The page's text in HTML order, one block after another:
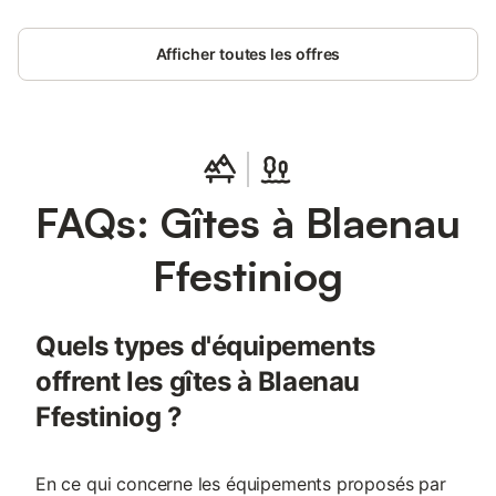
Afficher toutes les offres
FAQs: Gîtes à Blaenau
Ffestiniog
Quels types d'équipements
offrent les gîtes à Blaenau
Ffestiniog ?
En ce qui concerne les équipements proposés par